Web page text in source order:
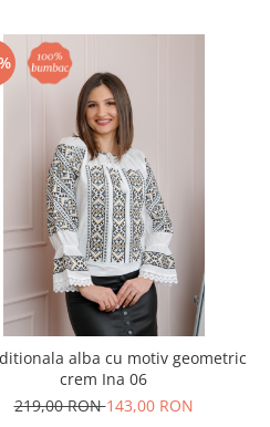
alba cu motiv geometric
crem Ina 06
219,00 RON143,00 RON